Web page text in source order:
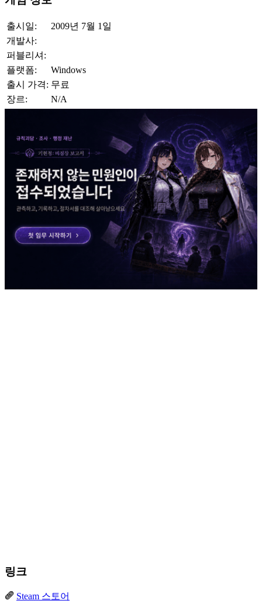
출시일:
2009년 7월 1일
개발사:
퍼블리셔:
플랫폼:
Windows
출시 가격: 무료
장르:
N/A
링크
Steam 스토어